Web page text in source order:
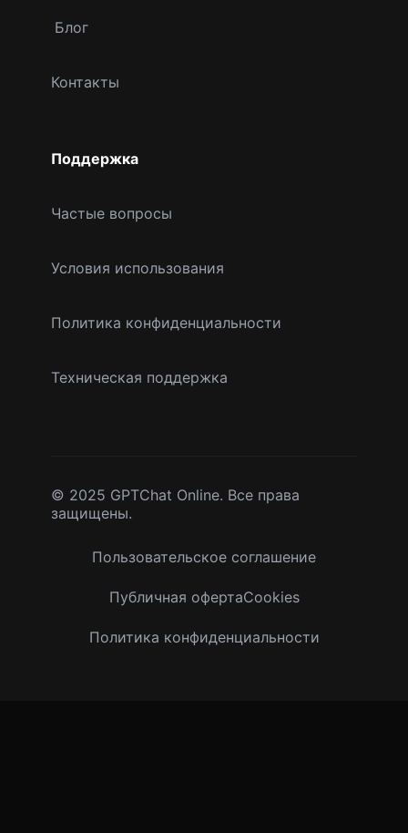
Блог
Контакты
Поддержка
Частые вопросы
Условия использования
Политика конфиденциальности
Техническая поддержка
© 2025 GPTChat Online. Все права
защищены.
Пользовательское соглашение
Публичная офертаCookies
Политика конфиденциальности